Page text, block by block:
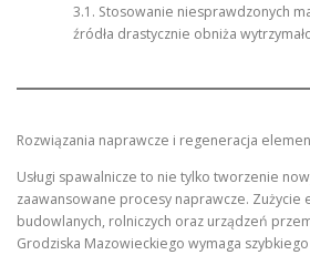
3.1. Stosowanie niesprawdzonych
źródła drastycznie obniża
Rozwiązania naprawcze i regeneracja
Usługi spawalnicze to nie tylko tworzenie
zaawansowane procesy naprawcze. Zużycie
budowlanych, rolniczych oraz urządzeń
Grodziska Mazowieckiego wymaga